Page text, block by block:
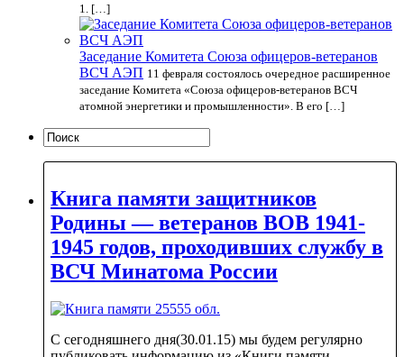
1. […]
Заседание Комитета Союза офицеров-ветеранов
ВСЧ АЭП 11 февраля состоялось очередное расширенное
заседание Комитета «Союза офицеров-ветеранов ВСЧ
атомной энергетики и промышленности». В его […]
Книга памяти защитников
Родины — ветеранов ВОВ 1941-
1945 годов, проходивших службу в
ВСЧ Минатома России
С сегодняшнего дня(30.01.15) мы будем регулярно